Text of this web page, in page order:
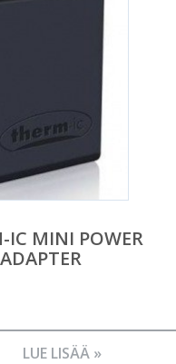
IC MINI POWER
LUE LISÄÄ »